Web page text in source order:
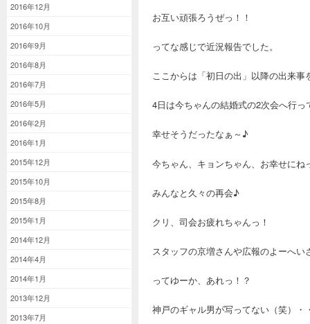
2016年12月
2016年10月
2016年9月
2016年8月
2016年7月
2016年5月
2016年2月
2016年1月
2015年12月
2015年10月
2015年8月
2015年1月
2014年12月
2014年4月
2014年1月
2013年12月
2013年7月
お互い頑張ろうぜっ！！
ってな感じで近況報告でした。
ここからは「初日の出」以降の出来事
4日は今ちゃんの結婚式の2次会へ行
幸せそうだったなぁ～♪
今ちゃん、キョンちゃん、お幸せにね
みんなと久々の再会♪
クリ、司会お疲れちゃんっ！
スタッフの京増さんや広報のよーへい
ってゆーか、あれっ！？
神戸のギャル男が写ってない（笑）・